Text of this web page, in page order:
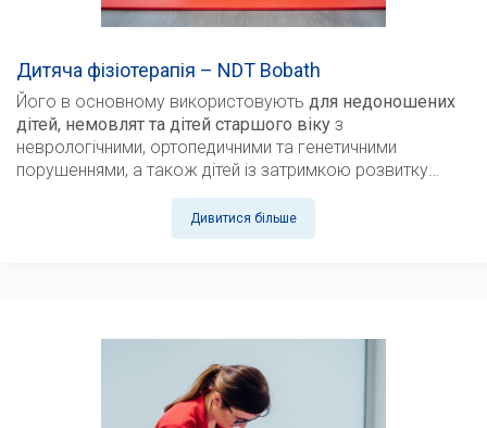
Дитяча фізіотерапія – NDT Bobath
Його в основному використовують для недоношених
дітей, немовлят та дітей старшого віку з
неврологічними, ортопедичними та генетичними
порушеннями, а також дітей із затримкою розвитку…
Дивитися більше